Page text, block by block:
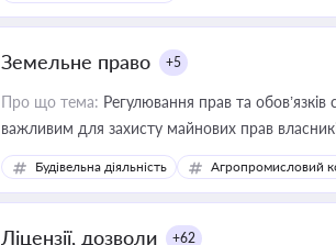
Земельне право +5
Про що тема: Регулювання прав та
важливим для захисту майнових прав
ресурсами
Будівельна діяльність Агропромисловий
Ліцензії, дозволи +62